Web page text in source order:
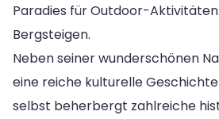
Paradies für Outdoor-
Bergsteigen.
Neben seiner wunderschönen
eine reiche kulturelle
selbst beherbergt zahlreiche